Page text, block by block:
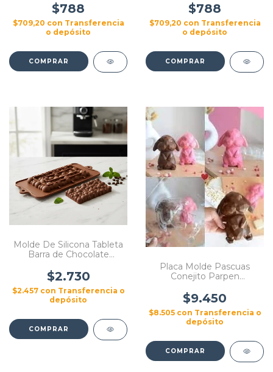
$788
$709,20 con Transferencia
o depósito
$788
$709,20 con Transferencia
o depósito
Molde De Silicona Tableta
Barra de Chocolate
Facetada / Tetris
$2.730
$2.457 con Transferencia o
depósito
COMPRAR
Placa Molde Pascuas
Conejito Parpen
$9.450
$8.505 con Transferencia o
depósito
COMPRAR